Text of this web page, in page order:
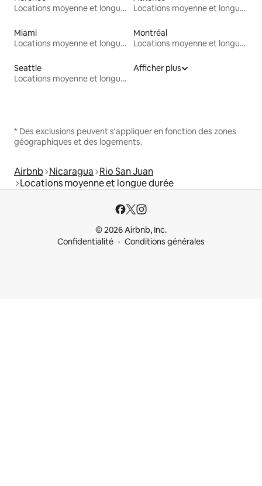
Locations moyenne et longue durée
Locations moyenne et longue durée
Miami
Locations moyenne et longue durée
Montréal
Locations moyenne et longue durée
Seattle
Locations moyenne et longue durée
Afficher plus
* Des exclusions peuvent s'appliquer en fonction des zones
géographiques et des logements.
Airbnb Nicaragua Rio San Juan
Locations moyenne et longue durée
© 2026 Airbnb, Inc.
Confidentialité
Conditions générales